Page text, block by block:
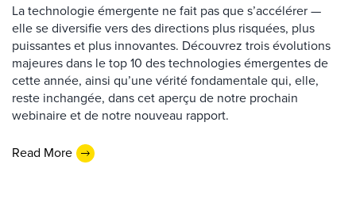
La technologie émergente ne fait pas que s’accélérer —
elle se diversifie vers des directions plus risquées, plus
puissantes et plus innovantes. Découvrez trois évolutions
majeures dans le top 10 des technologies émergentes de
cette année, ainsi qu’une vérité fondamentale qui, elle,
reste inchangée, dans cet aperçu de notre prochain
webinaire et de notre nouveau rapport.
Read More